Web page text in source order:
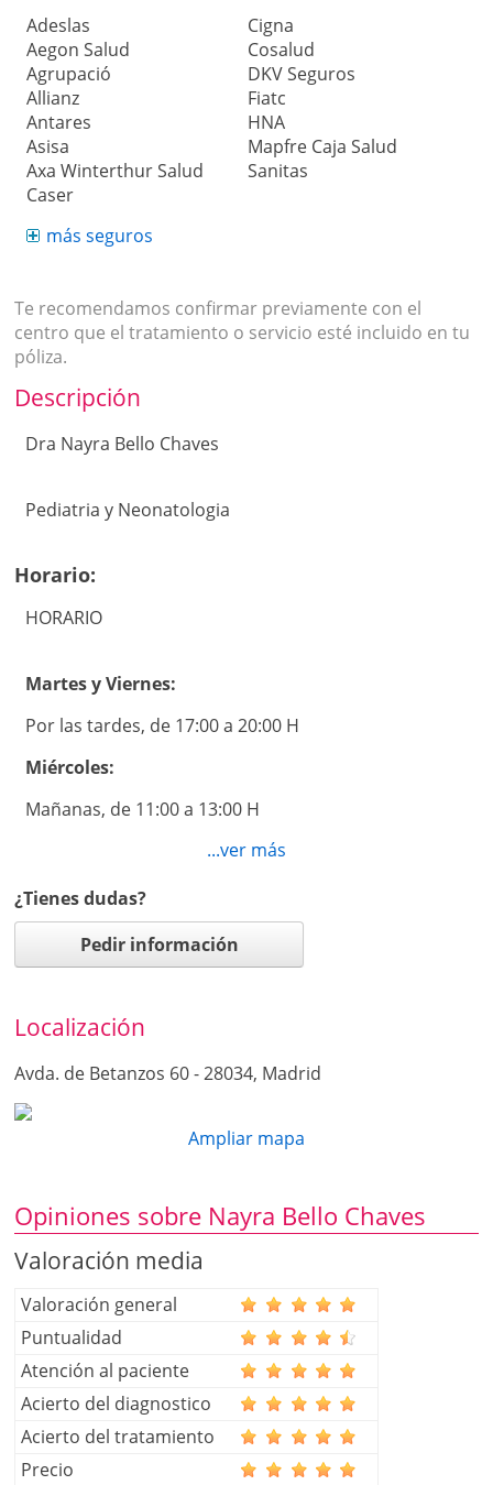
Adeslas
Aegon Salud
Agrupació
Allianz
Antares
Asisa
Axa Winterthur Salud
Caser
Cigna
Cosalud
DKV Seguros
Fiatc
HNA
Mapfre Caja Salud
Sanitas
más seguros
Te recomendamos confirmar previamente con el
centro que el tratamiento o servicio esté incluido en tu
póliza.
Descripción
Dra Nayra Bello Chaves
Pediatria y Neonatologia
Horario:
HORARIO
Martes y Viernes:
Por las tardes, de 17:00 a 20:00 H
Miércoles:
Mañanas, de 11:00 a 13:00 H
Y por ello siempre, Previa petición de cita, que puede
solicitarse telefónicamente llamando al número:
917 302 684
...ver más
¿Tienes dudas?
Pedir información
Localización
Avda. de Betanzos 60 - 28034, Madrid
Ampliar mapa
Opiniones sobre Nayra Bello Chaves
Valoración media
Valoración general
Puntualidad
Atención al paciente
Acierto del diagnostico
Acierto del tratamiento
Precio